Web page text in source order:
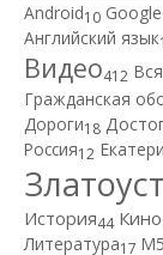
Android10 Google
Английский язык
Видео412
Гражданская
Дороги18
Россия12
Златоуст
История44 Кино
Литература17 М5